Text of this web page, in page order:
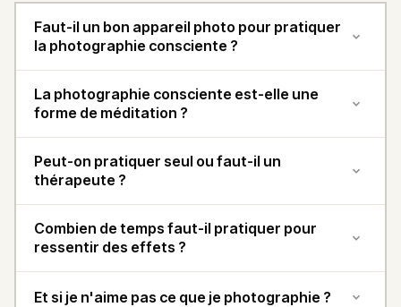
Faut-il un bon appareil photo pour pratiquer
la photographie consciente ?
La photographie consciente est-elle une
forme de méditation ?
Peut-on pratiquer seul ou faut-il un
thérapeute ?
Combien de temps faut-il pratiquer pour
ressentir des effets ?
Et si je n'aime pas ce que je photographie ?